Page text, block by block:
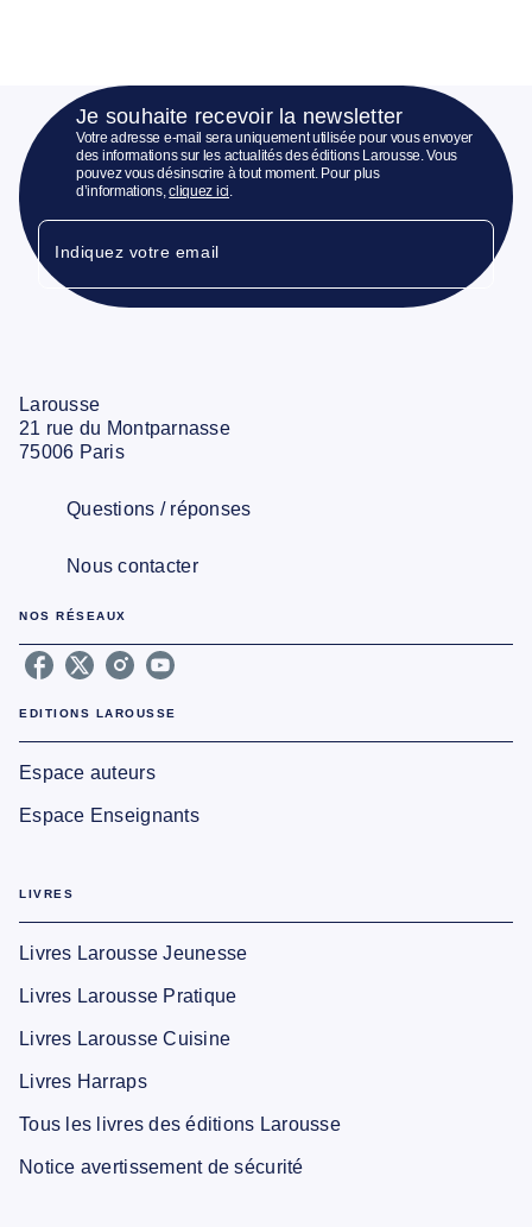
Je souhaite recevoir la newsletter
Votre adresse e-mail sera uniquement utilisée pour vous envoyer
des informations sur les actualités des éditions Larousse. Vous
pouvez vous désinscrire à tout moment. Pour plus
d’informations,cliquez ici.
Indiquez votre email
Larousse
21 rue du Montparnasse
75006 Paris
Questions / réponses
Nous contacter
NOS RÉSEAUX
EDITIONS LAROUSSE
Espace auteurs
Espace Enseignants
LIVRES
Livres Larousse Jeunesse
Livres Larousse Pratique
Livres Larousse Cuisine
Livres Harraps
Tous les livres des éditions Larousse
Notice avertissement de sécurité